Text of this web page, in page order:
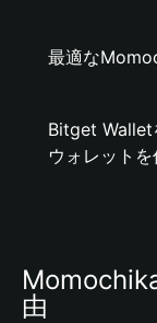
最適な
Bitget Wallet
ウォレット
由